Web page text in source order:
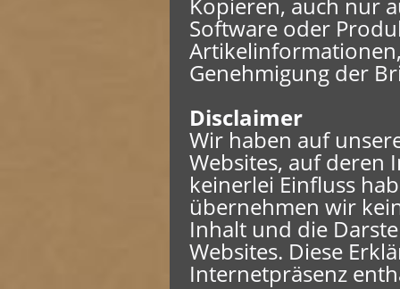
Software oder
Genehmigung der
Disclaimer
Wir haben auf
Websites, auf deren
keinerlei Einfluss
übernehmen wir
Inhalt und die
Websites. Diese
Internetpräsenz